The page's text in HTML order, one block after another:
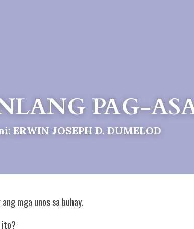
PAG-
ERWIN JOSEPH D. DUMELOD
mga unos sa buhay.
ito?